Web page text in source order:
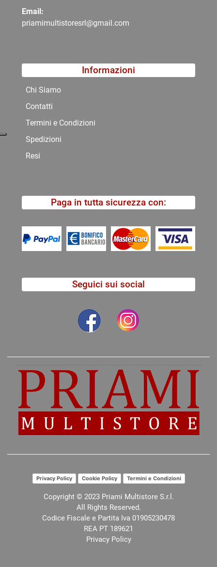
Email:
priamimultistoresrl@gmail.com
Informazioni
Chi Siamo
Contatti
Termini e Condizioni
Spedizioni
Resi
Paga in tutta sicurezza con:
Seguici sui social
Privacy Policy Cookie Policy Termini e Condizioni
Copyright © 2023 Priami Multistore S.r.l.
All Rights Reserved.
Codice Fiscale e Partita Iva 01905230478
REA PT 189621
Privacy Policy